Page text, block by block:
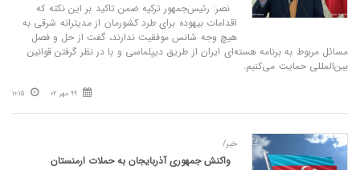
نصر: رئیس‌جمهور ترکیه ضمن تاکید بر این نکته که
اقدامات بیهوده برای طرد کشورمان از مدیترانه شرقی به
هیچ ‌وجه شانس موفقیت ندارند، گفت از حل و فصل
مسائل مربوط به برنامه هسته‌ای ایران از طریق دیپلماسی و با در نظر گرفتن قوانین
بین‌المللی حمایت می‌کنیم.
99 مهر 02 10:15
خبر/
واکنش جمهوری آذربایجان به حملات ارمنستان